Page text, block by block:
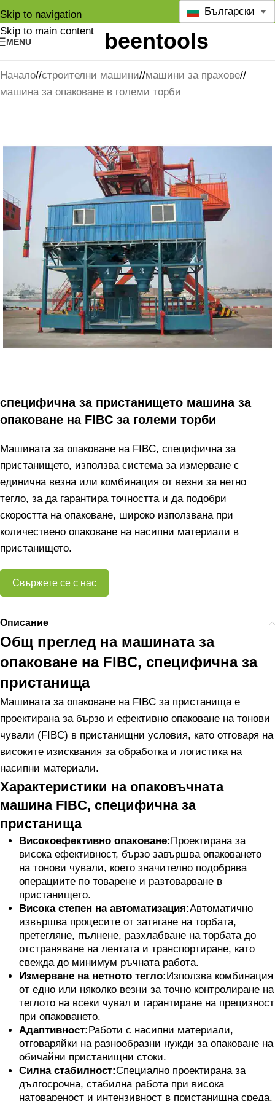
Skip to navigation
Skip to main content
MENU
Български
Начало/ строителни машини/ машини за прахове/
машина за опаковане в големи торби
специфична за пристанището машина за
опаковане на FIBC за големи торби
Машината за опаковане на FIBC, специфична за
пристанището, използва система за измерване с
единична везна или комбинация от везни за нетно
тегло, за да гарантира точността и да подобри
скоростта на опаковане, широко използвана при
количествено опаковане на насипни материали в
пристанището.
Свържете се с нас
Описание
Общ преглед на машината за
опаковане на FIBC, специфична за
пристанища
Машината за опаковане на FIBC за пристанища е
проектирана за бързо и ефективно опаковане на тонови
чували (FIBC) в пристанищни условия, като отговаря на
високите изисквания за обработка и логистика на
насипни материали.
Характеристики на опаковъчната
машина FIBC, специфична за
пристанища
Високоефективно опаковане:Проектирана за
висока ефективност, бързо завършва опаковането
на тонови чували, което значително подобрява
операциите по товарене и разтоварване в
пристанището.
Висока степен на автоматизация:Автоматично
извършва процесите от затягане на торбата,
претегляне, пълнене, разхлабване на торбата до
отстраняване на лентата и транспортиране, като
свежда до минимум ръчната работа.
Измерване на нетното тегло:Използва комбинация
от едно или няколко везни за точно контролиране на
теглото на всеки чувал и гарантиране на прецизност
при опаковането.
Адаптивност:Работи с насипни материали,
отговаряйки на разнообразни нужди за опаковане на
обичайни пристанищни стоки.
Силна стабилност:Специално проектирана за
дългосрочна, стабилна работа при висока
натовареност и интензивност в пристанищна среда.